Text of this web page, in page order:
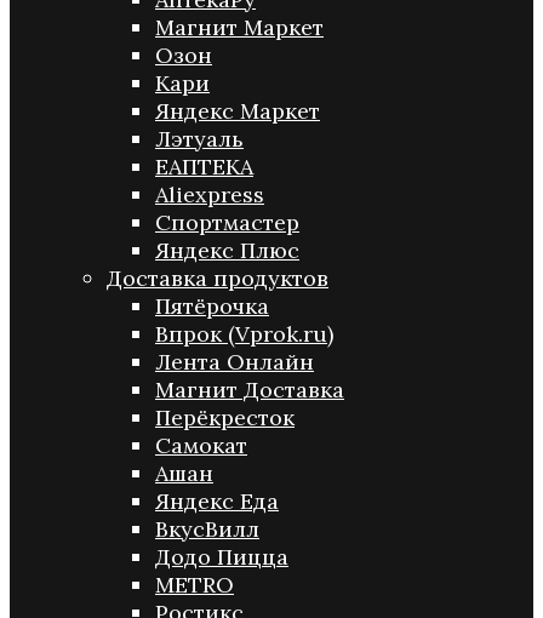
Магнит Маркет
Озон
Кари
Яндекс Маркет
Лэтуаль
ЕАПТЕКА
Aliexpress
Спортмастер
Яндекс Плюс
Доставка продуктов
Пятёрочка
Впрок (Vprok.ru)
Лента Онлайн
Магнит Доставка
Перёкресток
Самокат
Ашан
Яндекс Еда
ВкусВилл
Додо Пицца
METRO